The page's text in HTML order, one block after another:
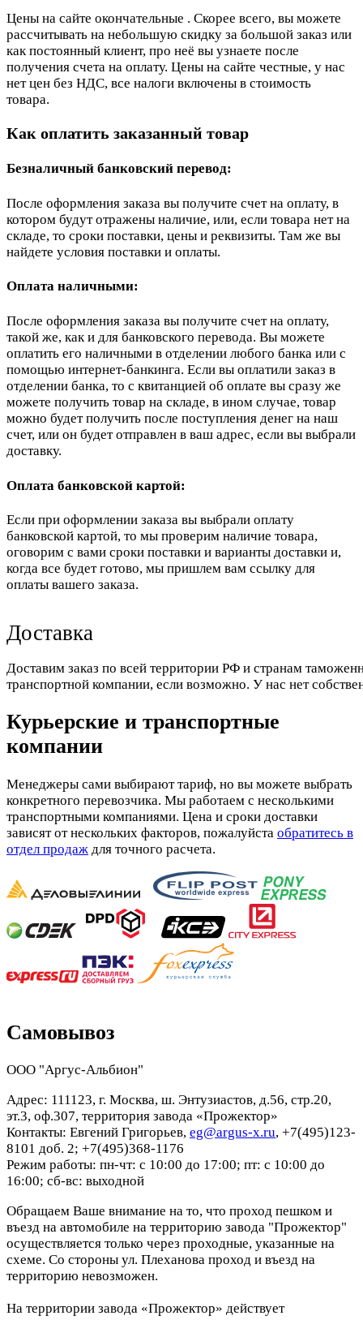
Цены на сайте окончательные . Скорее всего, вы можете
рассчитывать на небольшую скидку за большой заказ или
как постоянный клиент, про неё вы узнаете после
получения счета на оплату. Цены на сайте честные, у нас
нет цен без НДС, все налоги включены в стоимость
товара.
Как оплатить заказанный товар
Безналичный банковский перевод:
После оформления заказа вы получите счет на оплату, в
котором будут отражены наличие, или, если товара нет на
складе, то сроки поставки, цены и реквизиты. Там же вы
найдете условия поставки и оплаты.
Оплата наличными:
После оформления заказа вы получите счет на оплату,
такой же, как и для банковского перевода. Вы можете
оплатить его наличными в отделении любого банка или с
помощью интернет-банкинга. Если вы оплатили заказ в
отделении банка, то с квитанцией об оплате вы сразу же
можете получить товар на складе, в ином случае, товар
можно будет получить после поступления денег на наш
счет, или он будет отправлен в ваш адрес, если вы выбрали
доставку.
Оплата банковской картой:
Если при оформлении заказа вы выбрали оплату
банковской картой, то мы проверим наличие товара,
оговорим с вами сроки поставки и варианты доставки и,
когда все будет готово, мы пришлем вам ссылку для
оплаты вашего заказа.
Доставка
Доставим заказ по всей территории РФ и странам
транспортной компании, если возможно. У нас нет
Курьерские и транспортные
компании
Менеджеры сами выбирают тариф, но вы можете выбрать
конкретного перевозчика. Мы работаем с несколькими
транспортными компаниями. Цена и сроки доставки
зависят от нескольких факторов, пожалуйста обратитесь в
отдел продаж для точного расчета.
Самовывоз
ООО "Аргус-Альбион"
Адрес: 111123, г. Москва, ш. Энтузиастов, д.56, стр.20,
эт.3, оф.307, территория завода «Прожектор»
Контакты: Евгений Григорьев, eg@argus-x.ru, +7(495)123-
8101 доб. 2; +7(495)368-1176
Режим работы: пн-чт: с 10:00 до 17:00; пт: с 10:00 до
16:00; сб-вс: выходной
Обращаем Ваше внимание на то, что проход пешком и
въезд на автомобиле на территорию завода "Прожектор"
осуществляется только через проходные, указанные на
схеме. Со стороны ул. Плеханова проход и въезд на
территорию невозможен.
На территории завода «Прожектор» действует